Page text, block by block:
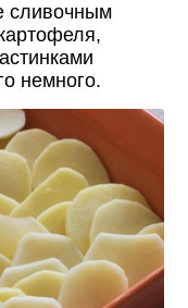
сливочным
немного.